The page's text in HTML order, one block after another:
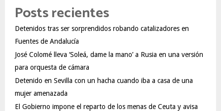
Posts recientes
Detenidos tras ser sorprendidos robando catalizadores en
Fuentes de Andalucía
José Colomé lleva ‘Soleá, dame la mano’ a Rusia en una versión
para orquesta de cámara
Detenido en Sevilla con un hacha cuando iba a casa de una
mujer amenazada
El Gobierno impone el reparto de los menas de Ceuta y avisa